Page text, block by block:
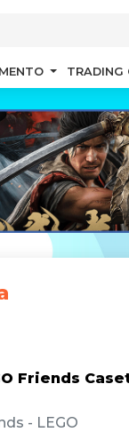
TRADING
Friends
- LEGO